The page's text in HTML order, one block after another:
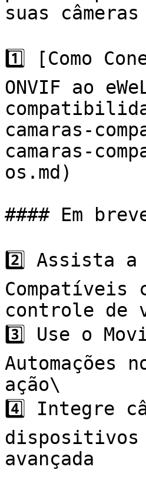
suas
1️⃣ [Como
ONVIF ao
camaras-
camaras-
os.md)
#### Em
2️⃣ Assista a
Compatíveis
controle de
3️⃣ Use o
Automações
ação\
4️⃣ Integre
dispositivos
avançada